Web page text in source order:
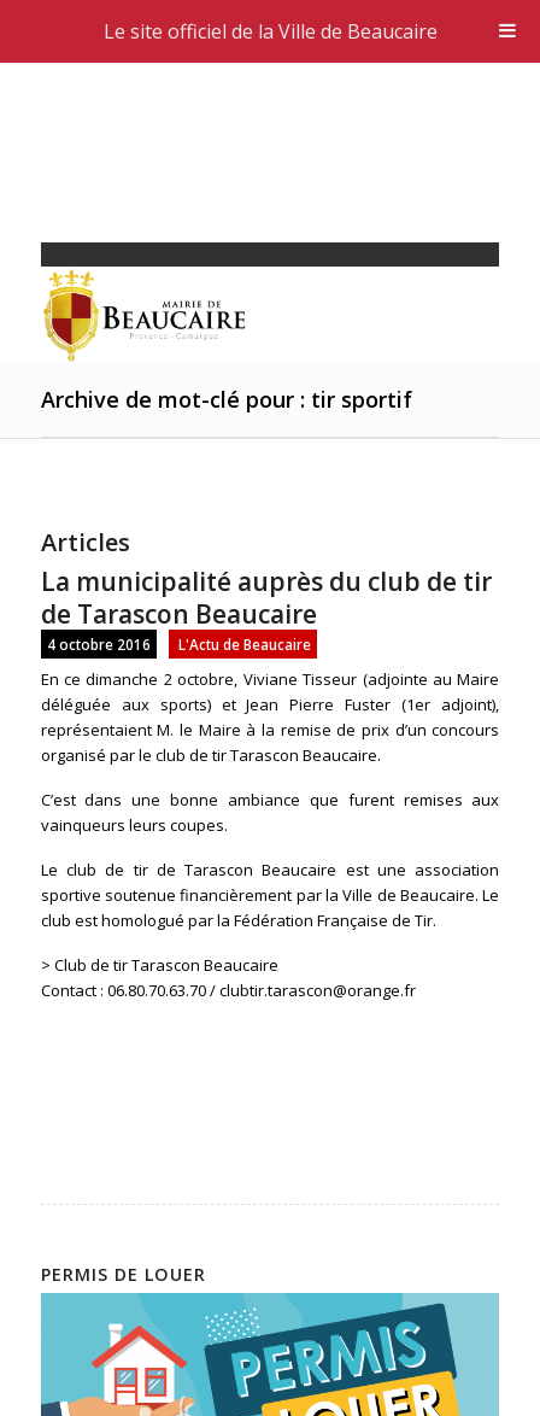
Archive de mot-clé pour : tir sportif
Articles
La municipalité auprès du club de tir
de Tarascon Beaucaire
4 octobre 2016 L'Actu de Beaucaire
En ce dimanche 2 octobre, Viviane Tisseur (adjointe au Maire
déléguée aux sports) et Jean Pierre Fuster (1er adjoint),
représentaient M. le Maire à la remise de prix d’un concours
organisé par le club de tir Tarascon Beaucaire.
C’est dans une bonne ambiance que furent remises aux
vainqueurs leurs coupes.
Le club de tir de Tarascon Beaucaire est une association
sportive soutenue financièrement par la Ville de Beaucaire. Le
club est homologué par la Fédération Française de Tir.
> Club de tir Tarascon Beaucaire
Contact : 06.80.70.63.70 / clubtir.tarascon@orange.fr
PERMIS DE LOUER
Le site officiel de la Ville de Beaucaire